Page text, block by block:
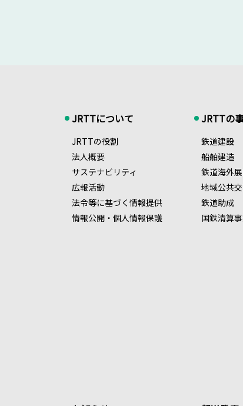
JRTTについて
JRTTの役割
法人概要
サステナビリティ
広報活動
法令等に基づく情報提供
情報公開・個人情報保護
JRTTの
鉄道建設
船舶建造
鉄道海外
地域公共
鉄道助成
国鉄清算